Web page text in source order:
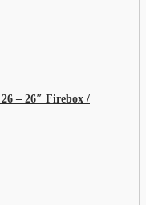
– 26″ Firebox /